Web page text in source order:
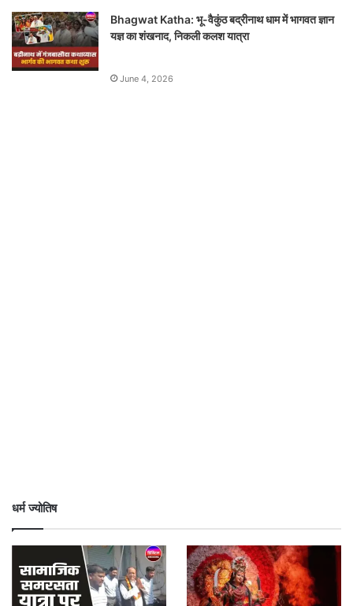
Bhagwat Katha: भू-वैकुंठ बद्रीनाथ धाम में भागवत ज्ञान
यज्ञ का शंखनाद, निकली कलश यात्रा
June 4, 2026
धर्म ज्योतिष